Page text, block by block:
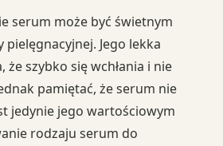
serum może być świetnym
pielęgnacyjnej. Jego lekka
szybko się wchłania i nie
pamiętać, że serum nie
jedynie jego wartościowym
rodzaju serum do